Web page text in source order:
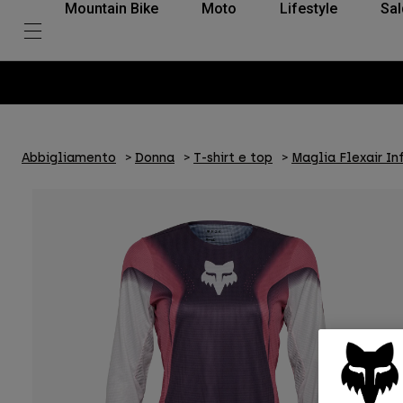
Mountain Bike Moto Lifestyle
Abbigliamento Donna T-shirt e top Maglia Flexair